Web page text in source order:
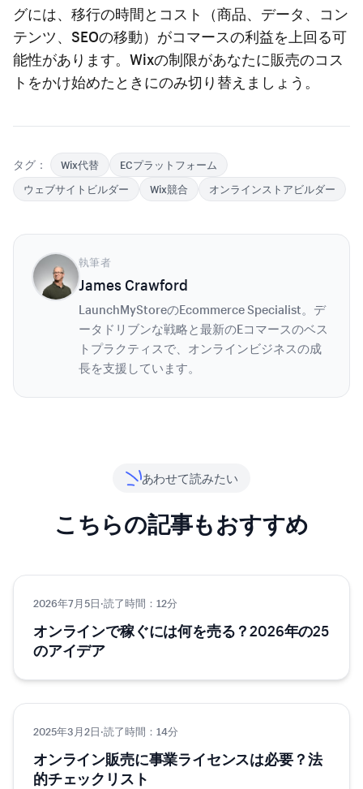
グには、移行の時間とコスト（商品、データ、コン
テンツ、SEOの移動）がコマースの利益を上回る可
能性があります。Wixの制限があなたに販売のコス
トをかけ始めたときにのみ切り替えましょう。
タグ： Wix代替
ECプラットフォーム
ウェブサイトビルダー
Wix競合 オンラインストアビルダー
執筆者
James Crawford
LaunchMyStoreのEcommerce Specialist。デ
ータドリブンな戦略と最新のEコマースのベス
トプラクティスで、オンラインビジネスの成
長を支援しています。
あわせて読みたい
こちらの記事もおすすめ
EC・ネットショップ
2026年7月5日·読了時間：12分
オンラインで稼ぐには何を売る？2026年の25
のアイデア
Eコマース
2025年3月2日·読了時間：14分
オンライン販売に事業ライセンスは必要？法
的チェックリスト